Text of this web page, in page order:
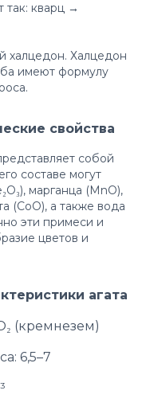
так: кварц →
халцедон. Халцедон
имеют формулу
свойства
собой
составе могут
марганца (MnO),
(CoO), а также вода
эти примеси и
цветов и
агата
(кремнезем)
6,5–7